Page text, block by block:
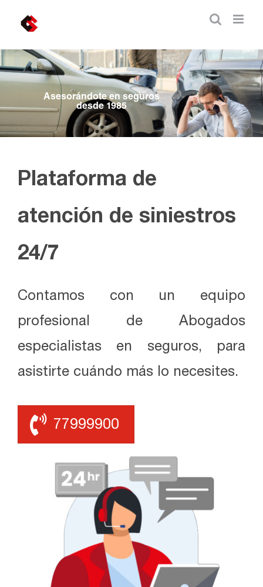
Asesorándote en seguros
desde 1985
Plataforma de
atención de siniestros
24/7
Contamos con un equipo
profesional de Abogados
especialistas en seguros, para
asistirte cuándo más lo necesites.
77999900